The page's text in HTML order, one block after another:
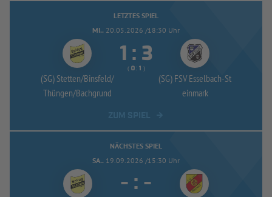
LETZTES SPIEL
MI.. 20.05.2026 /18:30 Uhr
(SG) Stetten/Binsfeld/
Thüngen/Bachgrund
 : 
( :  )
(SG) FSV Esselbach-St
einmark
NÄCHSTES SPIEL
SA.. 19.09.2026 /15:30 Uhr
- : -